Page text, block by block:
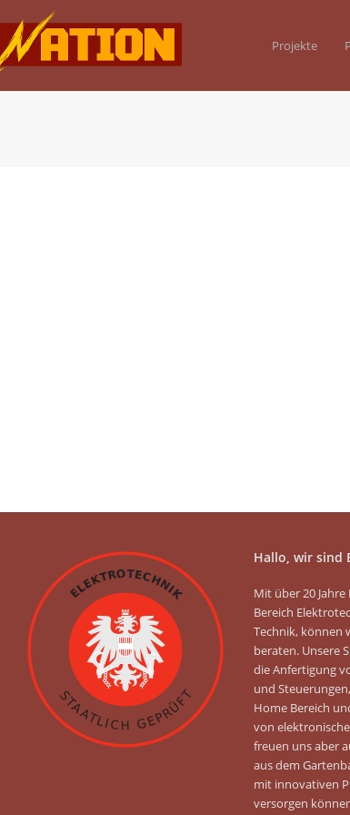
Projekte
Hallo, wir sind
Mit über 20
Bereich
Technik, können
beraten. Unsere
die Anfertigung
und
Home Bereich
von
freuen uns aber
aus dem
mit innovativen
versorgen